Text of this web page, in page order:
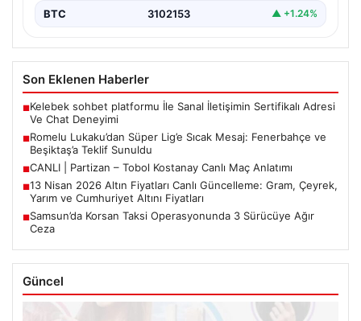
BTC 3102153 ▲ +1.24%
Son Eklenen Haberler
■Kelebek sohbet platformu İle Sanal İletişimin Sertifikalı Adresi
Ve Chat Deneyimi
■Romelu Lukaku’dan Süper Lig’e Sıcak Mesaj: Fenerbahçe ve
Beşiktaş’a Teklif Sunuldu
■CANLI | Partizan – Tobol Kostanay Canlı Maç Anlatımı
■13 Nisan 2026 Altın Fiyatları Canlı Güncelleme: Gram, Çeyrek,
Yarım ve Cumhuriyet Altını Fiyatları
■Samsun’da Korsan Taksi Operasyonunda 3 Sürücüye Ağır
Ceza
Güncel